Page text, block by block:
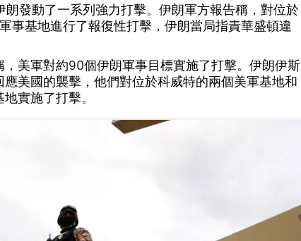
朗發動了一系列強力打擊。伊朗軍方報告稱，對位於
事基地進行了報復性打擊，伊朗當局指責華盛頓違
，美軍對約90個伊朗軍事目標實施了打擊。伊朗伊斯
美國的襲擊，他們對位於科威特的兩個美軍基地和
實施了打擊。